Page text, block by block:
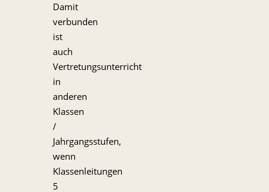
Damit
verbunden
ist
auch
Vertretungsunterricht
in
anderen
Klassen
/
Jahrgangsstufen,
wenn
Klassenleitungen
5